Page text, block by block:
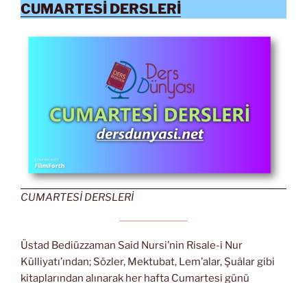
CUMARTESİ DERSLERİ
CUMARTESİ DERSLERİ
Üstad Bediüzzaman Said Nursi’nin Risale-i Nur
Külliyatı’ından; Sözler, Mektubat, Lem’alar, Şuâlar gibi
kitaplarından alınarak her hafta Cumartesi günü